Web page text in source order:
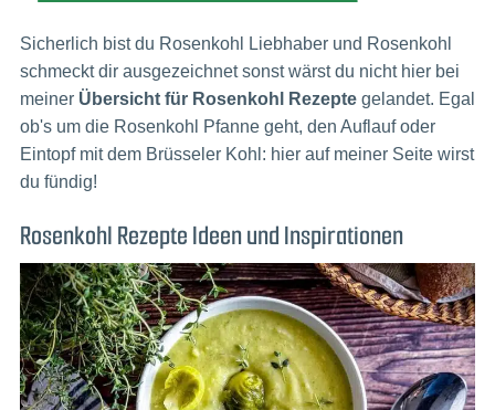
Sicherlich bist du Rosenkohl Liebhaber und Rosenkohl
schmeckt dir ausgezeichnet sonst wärst du nicht hier bei
meiner Übersicht für Rosenkohl Rezeptegelandet. Egal
ob's um die Rosenkohl Pfanne geht, den Auflauf oder
Eintopf mit dem Brüsseler Kohl: hier auf meiner Seite wirst
du fündig!
Rosenkohl Rezepte Ideen und Inspirationen